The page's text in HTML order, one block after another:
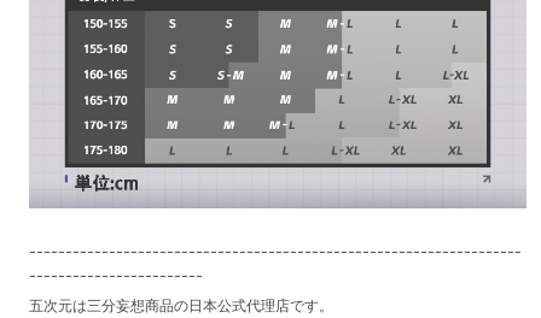
--------------------------------------------------------------------
------------------------
五次元は三分妄想商品の日本公式代理店です。